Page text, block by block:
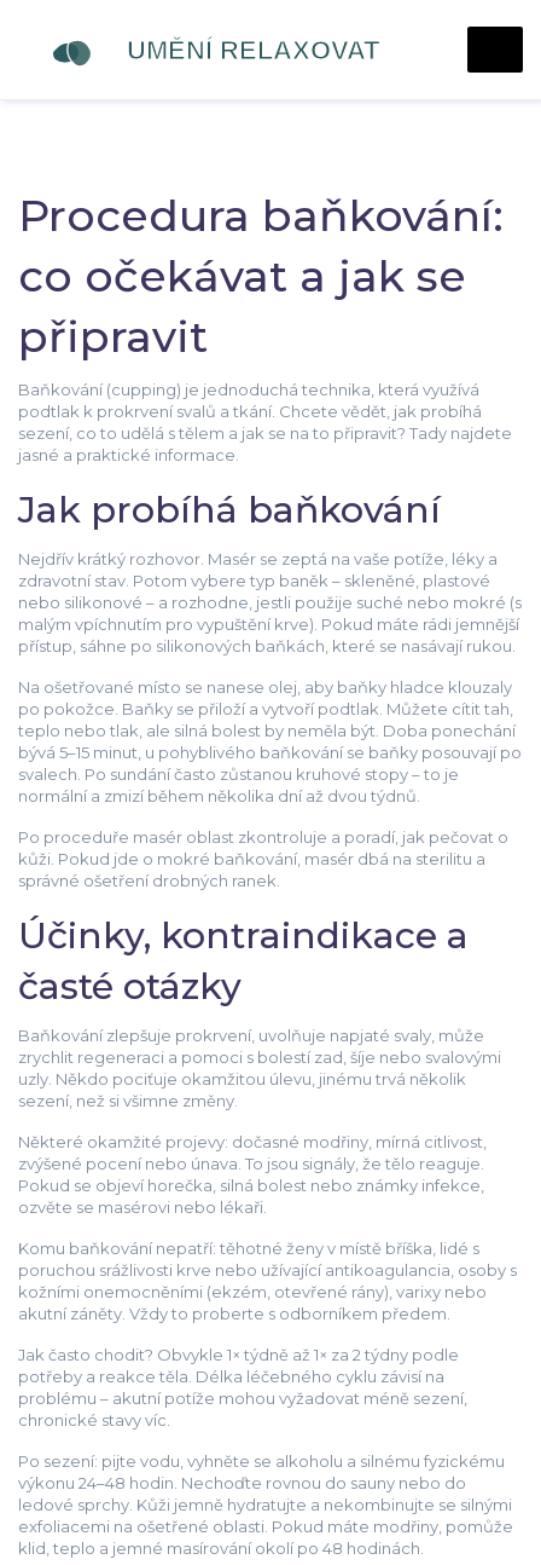
Procedura baňkování:
co očekávat a jak se
připravit
Baňkování (cupping) je jednoduchá technika, která využívá
podtlak k prokrvení svalů a tkání. Chcete vědět, jak probíhá
sezení, co to udělá s tělem a jak se na to připravit? Tady najdete
jasné a praktické informace.
Jak probíhá baňkování
Nejdřív krátký rozhovor. Masér se zeptá na vaše potíže, léky a
zdravotní stav. Potom vybere typ baněk – skleněné, plastové
nebo silikonové – a rozhodne, jestli použije suché nebo mokré (s
malým vpíchnutím pro vypuštění krve). Pokud máte rádi jemnější
přístup, sáhne po silikonových baňkách, které se nasávají rukou.
Na ošetřované místo se nanese olej, aby baňky hladce klouzaly
po pokožce. Baňky se přiloží a vytvoří podtlak. Můžete cítit tah,
teplo nebo tlak, ale silná bolest by neměla být. Doba ponechání
bývá 5–15 minut, u pohyblivého baňkování se baňky posouvají po
svalech. Po sundání často zůstanou kruhové stopy – to je
normální a zmizí během několika dní až dvou týdnů.
Po proceduře masér oblast zkontroluje a poradí, jak pečovat o
kůži. Pokud jde o mokré baňkování, masér dbá na sterilitu a
správné ošetření drobných ranek.
Účinky, kontraindikace a
časté otázky
Baňkování zlepšuje prokrvení, uvolňuje napjaté svaly, může
zrychlit regeneraci a pomoci s bolestí zad, šíje nebo svalovými
uzly. Někdo pociťuje okamžitou úlevu, jinému trvá několik
sezení, než si všimne změny.
Některé okamžité projevy: dočasné modřiny, mírná citlivost,
zvýšené pocení nebo únava. To jsou signály, že tělo reaguje.
Pokud se objeví horečka, silná bolest nebo známky infekce,
ozvěte se masérovi nebo lékaři.
Komu baňkování nepatří: těhotné ženy v místě bříška, lidé s
poruchou srážlivosti krve nebo užívající antikoagulancia, osoby s
kožními onemocněními (ekzém, otevřené rány), varixy nebo
akutní záněty. Vždy to proberte s odborníkem předem.
Jak často chodit? Obvykle 1× týdně až 1× za 2 týdny podle
potřeby a reakce těla. Délka léčebného cyklu závisí na
problému – akutní potíže mohou vyžadovat méně sezení,
chronické stavy víc.
Po sezení: pijte vodu, vyhněte se alkoholu a silnému fyzickému
výkonu 24–48 hodin. Nechoďte rovnou do sauny nebo do
ledové sprchy. Kůži jemně hydratujte a nekombinujte se silnými
exfoliacemi na ošetřené oblasti. Pokud máte modřiny, pomůže
klid, teplo a jemné masírování okolí po 48 hodinách.